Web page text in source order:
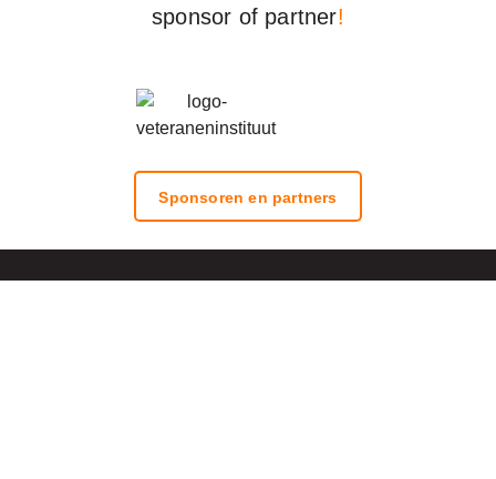
sponsor of partner!
Sponsoren en partners